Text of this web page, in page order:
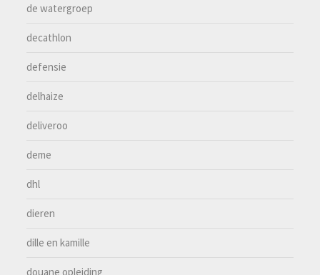
de watergroep
decathlon
defensie
delhaize
deliveroo
deme
dhl
dieren
dille en kamille
douane opleiding